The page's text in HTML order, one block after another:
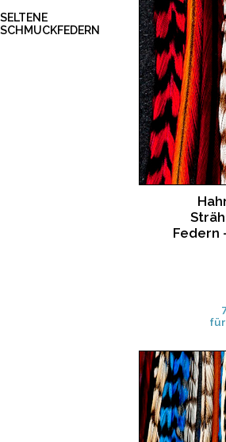
SELTENE
SCHMUCKFEDERN
Federn
für